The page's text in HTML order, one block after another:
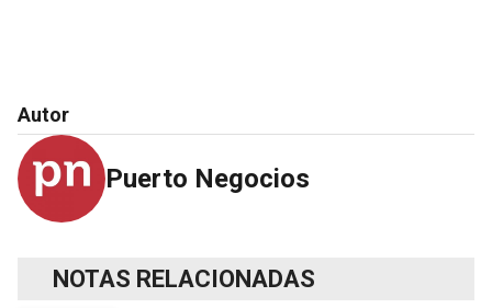
Autor
Puerto Negocios
NOTAS RELACIONADAS